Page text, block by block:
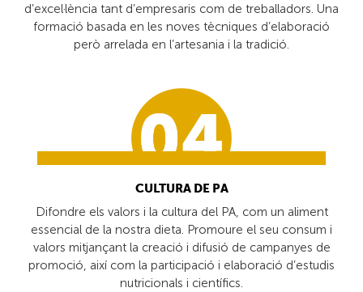
d’excel·lència tant d’empresaris com de treballadors. Una
formació basada en les noves tècniques d’elaboració
però arrelada en l’artesania i la tradició.
CULTURA DE PA
Difondre els valors i la cultura del PA, com un aliment
essencial de la nostra dieta. Promoure el seu consum i
valors mitjançant la creació i difusió de campanyes de
promoció, així com la participació i elaboració d’estudis
nutricionals i científics.